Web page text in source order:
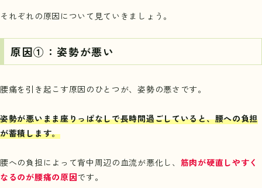
それぞれの原因について見ていきましょう。
原因①：姿勢が悪い
腰痛を引き起こす原因のひとつが、姿勢の悪さです。
姿勢が悪いまま座りっぱなしで長時間過ごしていると、腰への負担
が蓄積します。
腰への負担によって背中周辺の血流が悪化し、 筋肉が硬直しやすく
なるのが腰痛の原因です。